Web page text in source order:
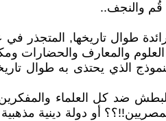
قُم والنجف..
طوال تاريخها, المتجذر في
والمعارف والحضارات
الذي يحتذى به طوال
كل العلماء والمفكرين
أو دولة دينية